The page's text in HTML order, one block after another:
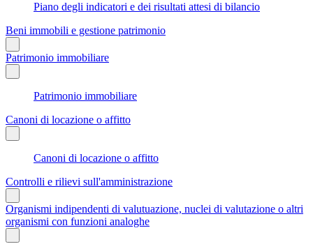
Piano degli indicatori e dei risultati attesi di bilancio
Beni immobili e gestione patrimonio
Patrimonio immobiliare
Patrimonio immobiliare
Canoni di locazione o affitto
Canoni di locazione o affitto
Controlli e rilievi sull'amministrazione
Organismi indipendenti di valutuazione, nuclei di valutazione o altri
organismi con funzioni analoghe